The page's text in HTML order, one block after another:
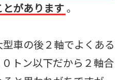
があります 。
車の後２軸でよくある
トン以下だから２軸合